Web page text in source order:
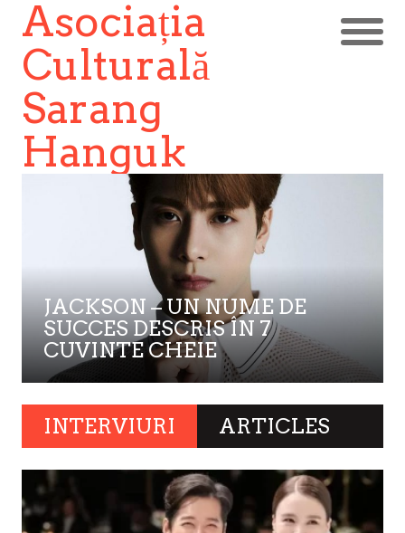
Asociația
Culturală
Sarang
Hanguk
JACKSON – UN NUME DE
SUCCES DESCRIS ÎN 7
CUVINTE CHEIE
INTERVIURI ARTICLES